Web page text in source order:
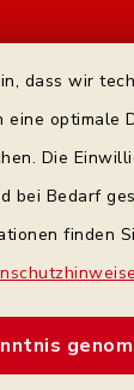
dass wir
eine optimale
Die
bei Bedarf
finden